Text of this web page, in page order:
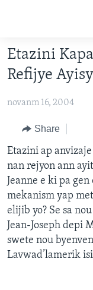
Skip
to
main
Skip
Navigation
Skip
to
Search
LÈZETAZINI
AMERIK LATIN
ENTÈNASYONAL
VIDEO
FLASHPOINT
Learning English
SUIV NOU
Etazini
Refijye
novanm 16, 2004
Share
Etazini ap
nan rejyon ann
Jeanne e ki pa
mekanism yap
elijib yo? Se sa
Jean-Joseph depi
swete nou
Lavwad’lamerik